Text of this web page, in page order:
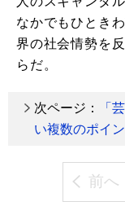
なかでもひとき
界の社会情勢を
らだ。
次ページ：
「
い複数のポイン
前へ